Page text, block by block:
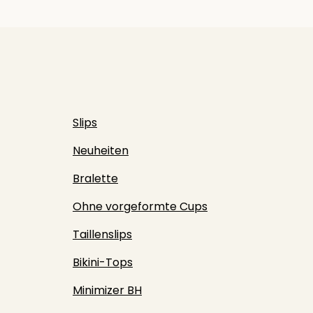
Slips
Neuheiten
Bralette
Ohne vorgeformte Cups
Taillenslips
Bikini-Tops
Minimizer BH